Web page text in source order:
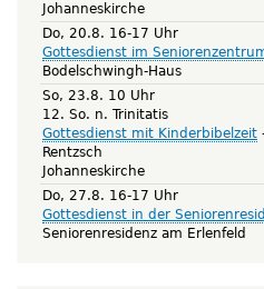
Johanneskirche
Do, 20.8. 16-17 Uhr
Gottesdienst im
Bodelschwingh-Haus
So, 23.8. 10 Uhr
12. So. n. Trinitatis
Gottesdienst mit Kinderbibelzeit
Rentzsch
Johanneskirche
Do, 27.8. 16-17 Uhr
Gottesdienst in der
Seniorenresidenz am Erlenfeld